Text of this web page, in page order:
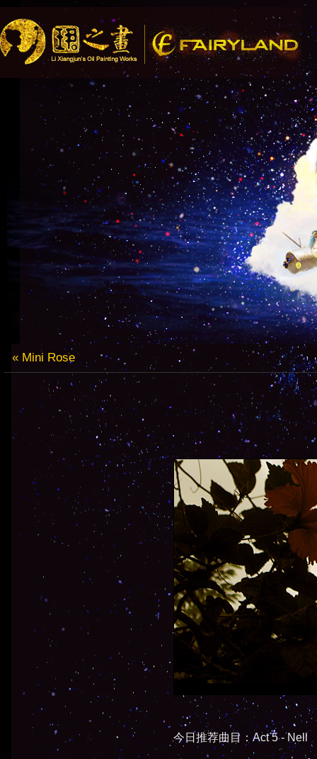
Song
« Mini Rose
今日推荐曲目：Act 5 - Nell